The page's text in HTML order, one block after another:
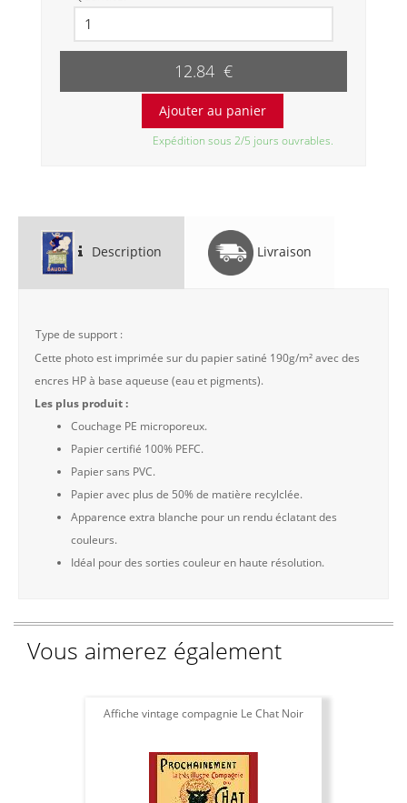
12.84 €
Expédition sous 2/5 jours ouvrables.
Description Livraison
Type de support :
Cette photo est imprimée sur du papier satiné 190g/m² avec des
encres HP à base aqueuse (eau et pigments).
Les plus produit :
Couchage PE microporeux.
Papier certifié 100% PEFC.
Papier sans PVC.
Papier avec plus de 50% de matière recylclée.
Apparence extra blanche pour un rendu éclatant des
couleurs.
Idéal pour des sorties couleur en haute résolution.
Vous aimerez également
Affiche vintage compagnie Le Chat Noir